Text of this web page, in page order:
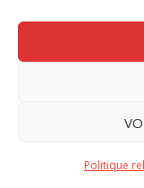
Politique